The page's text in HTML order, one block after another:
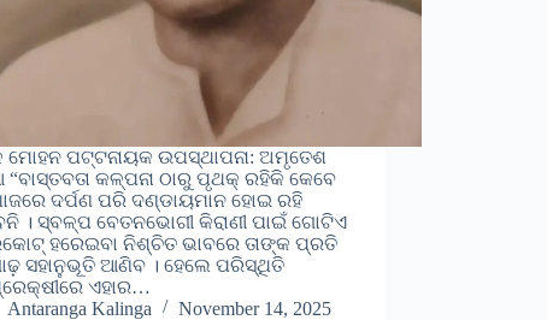
ପଟ୍ଟନାୟକ ଉପସ୍ଥାପନା: ଅମୃତେଶ
କଳ୍ପନା ଠାରୁ ପୃଥକ୍ ରହିକି କେବେ
ଦର୍ପଣ ପରି ଦଣ୍ଡାୟମାନ ହୋଇ ରହି
। ସ୍ବଳ୍ପ ବେତନଭୋଗୀ କିରାଣୀ ପାଇଁ ଗୋଟିଏ
ହରେଇବା ନିଶ୍ଚିତ ଭାବରେ ତାଙ୍କ ପ୍ରତି
ସହାନୁଭୂତି ଆଣିବ । ହେଲେ ପରିସ୍ଥିତି
ଏହାର…
Antaranga Kalinga
November 14, 2025